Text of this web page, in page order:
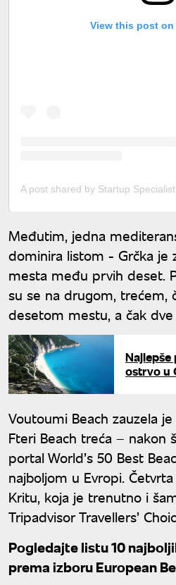
View this post on
Međutim, jedna
dominira listom - Grčka je
mesta među prvih deset.
su se na drugom, trećem,
desetom mestu, a čak
Najlepše
ostrvo u
Voutoumi Beach zauzela
Fteri Beach treća – nakon
portal World’s 50 Best
najboljom u Evropi.
Kritu, koja je trenutno i
Tripadvisor Travellers’
Pogledajte listu 10
prema izboru European